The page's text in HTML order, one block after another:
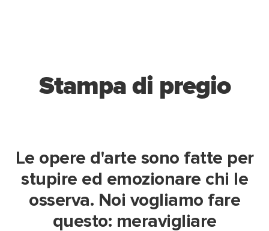
Stampa di pregio
Le opere d'arte sono fatte per
stupire ed emozionare chi le
osserva. Noi vogliamo fare
questo: meravigliare